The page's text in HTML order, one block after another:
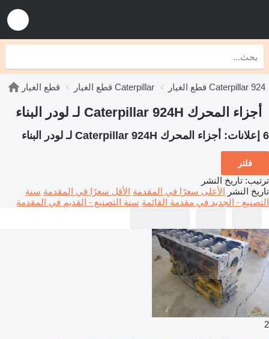
قطع الغيار قطع الغيار Caterpillar قطع الغيار Caterpillar 924
أجزاء المحرك Caterpillar 924H لـ لودر البناء
6 إعلانات: أجزاء المحرك Caterpillar 924H لـ لودر البناء
فلتر
ترتيب: تاريخ النشر
تاريخ النشر الأعلى سعرًا في المقدمة الأقل سعرًا في المقدمة سنة
التصنيع - الجديد في مقدمة القائمة سنة التصنيع - القديم في المقدمة
2